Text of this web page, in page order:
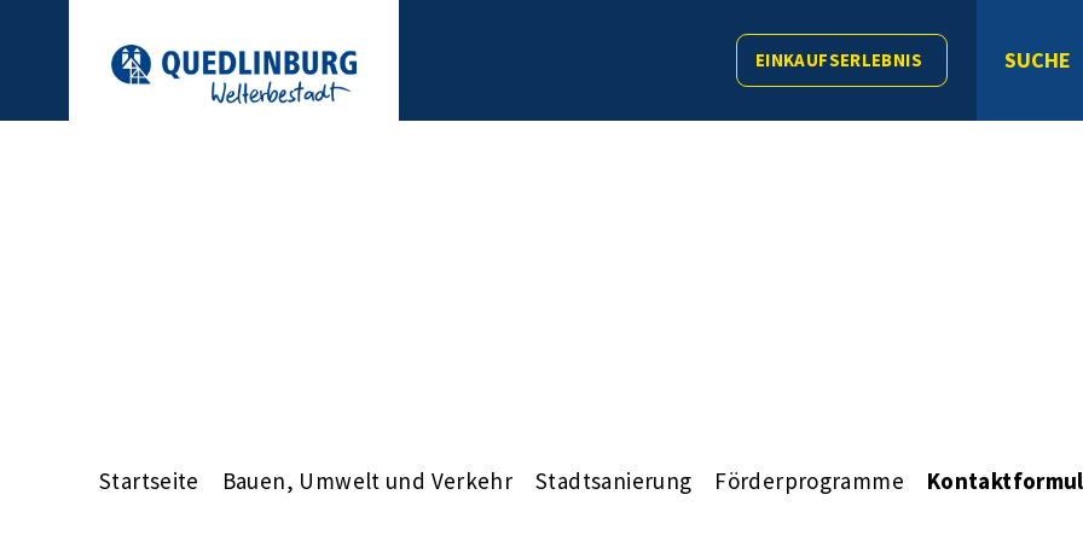
EINKAUFSERLEBNIS SUCHE
Startseite Bauen, Umwelt und Verkehr Stadtsanierung Förderprogramme